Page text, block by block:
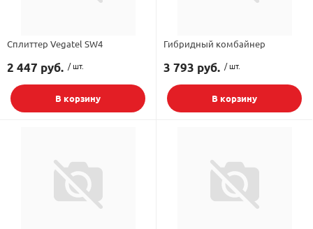
Сплиттер Vegatel SW4
2 447 руб. / шт.
В корзину
Гибридный комбайнер
3 793 руб. / шт.
В корзину